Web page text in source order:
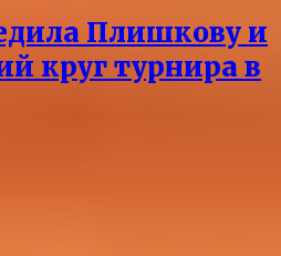
Плишкову и
круг турнира в